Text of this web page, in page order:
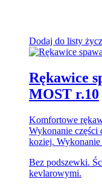
Dodaj do listy
Rękawice
MOST r.10
Komfortowe
Wykonanie
koziej.
Bez podszewki.
kevlarowymi.